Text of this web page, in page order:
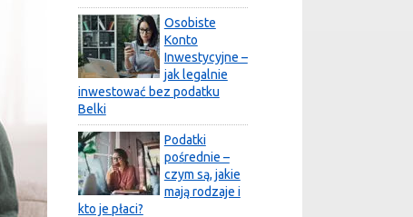
Osobiste
Konto
Inwestycyjne –
jak legalnie
inwestować bez podatku
Belki
Podatki
pośrednie –
czym są, jakie
mają rodzaje i
kto je płaci?